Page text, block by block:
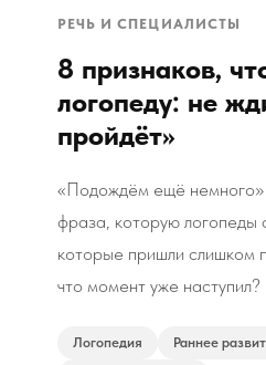
РЕЧЬ И СПЕЦИАЛИСТЫ
8 признаков,
логопеду: не
пройдёт»
«Подождём ещё
фраза, которую логопеды
которые пришли слишком
что момент уже наступил?
Логопедия Раннее